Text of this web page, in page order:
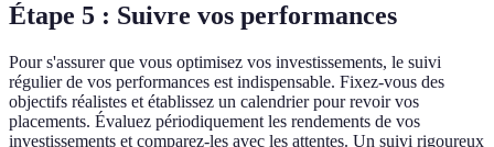
Étape 5 : Suivre vos performances
Pour s'assurer que vous optimisez vos investissements, le suivi
régulier de vos performances est indispensable. Fixez-vous des
objectifs réalistes et établissez un calendrier pour revoir vos
placements. Évaluez périodiquement les rendements de vos
investissements et comparez-les avec les attentes. Un suivi rigoureux